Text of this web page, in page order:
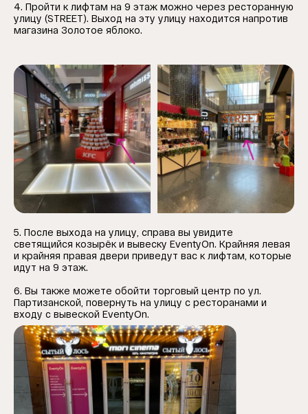
4. Пройти к лифтам на 9 этаж можно через ресторанную
улицу (STREET). Выход на эту улицу находится напротив
магазина Золотое яблоко.
5. После выхода на улицу, справа вы увидите
светящийся козырёк и вывеску EventyOn. Крайняя левая
и крайняя правая двери приведут вас к лифтам, которые
идут на 9 этаж.
6. Вы также можете обойти торговый центр по ул.
Партизанской, повернуть на улицу с ресторанами и
входу с вывеской EventyOn.